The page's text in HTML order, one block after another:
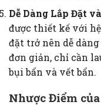
Dễ Dàng Lắp Đặt
được thiết kế với
đặt trở nên dễ
đơn giản, chỉ cần
bụi bẩn và vết bẩn.
Nhược Điểm